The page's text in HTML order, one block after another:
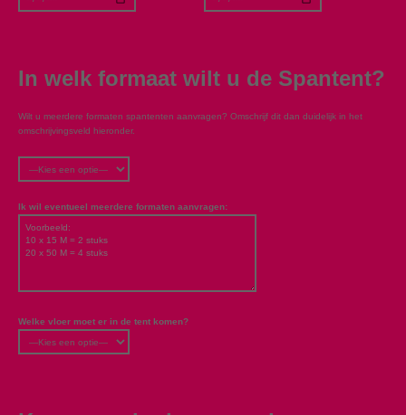
In welk formaat wilt u de Spantent?
Wilt u meerdere formaten spantenten aanvragen? Omschrijf dit dan duidelijk in het
omschrijvingsveld hieronder.
Ik wil eventueel meerdere formaten aanvragen:
Welke vloer moet er in de tent komen?